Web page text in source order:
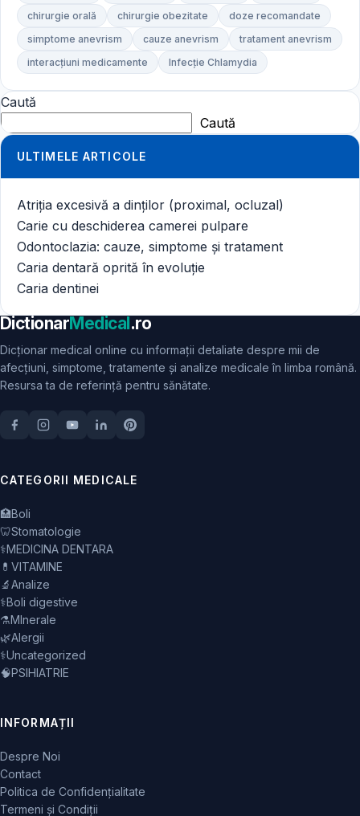
chirurgie orală
chirurgie obezitate
doze recomandate
simptome anevrism
cauze anevrism
tratament anevrism
interacțiuni medicamente
Infecție Chlamydia
Caută
Caută
ULTIMELE ARTICOLE
Atriția excesivă a dinților (proximal, ocluzal)
Carie cu deschiderea camerei pulpare
Odontoclazia: cauze, simptome și tratament
Caria dentară oprită în evoluție
Caria dentinei
DictionarMedical .ro
Dicționar medical online cu informații detaliate despre mii de
afecțiuni, simptome, tratamente și analize medicale în limba română.
Resursa ta de referință pentru sănătate.
CATEGORII MEDICALE
🏥Boli
🦷Stomatologie
⚕️MEDICINA DENTARA
💊 VITAMINE
🔬Analize
⚕️Boli digestive
⚗️MInerale
🌿Alergii
⚕️Uncategorized
🧠PSIHIATRIE
INFORMAȚII
Despre Noi
Contact
Politica de Confidențialitate
Termeni și Condiții